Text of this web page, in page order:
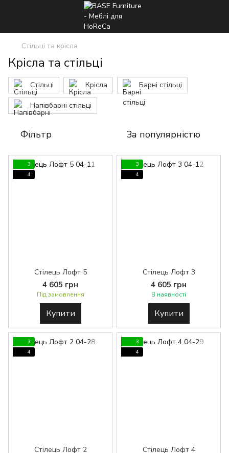
Стільці та крісла
Крісла та стільці
Стільці Крісла Барні стільці
Напівбарні стільці
Фільтр За популярністю
3
4
Стілець Лофт 5
4 605 грн
Під замовлення
Купити
3
4
Стілець Лофт 3
4 605 грн
В наявності
Купити
3
4
Стілець Лофт 2
3
4
Стілець Лофт 4